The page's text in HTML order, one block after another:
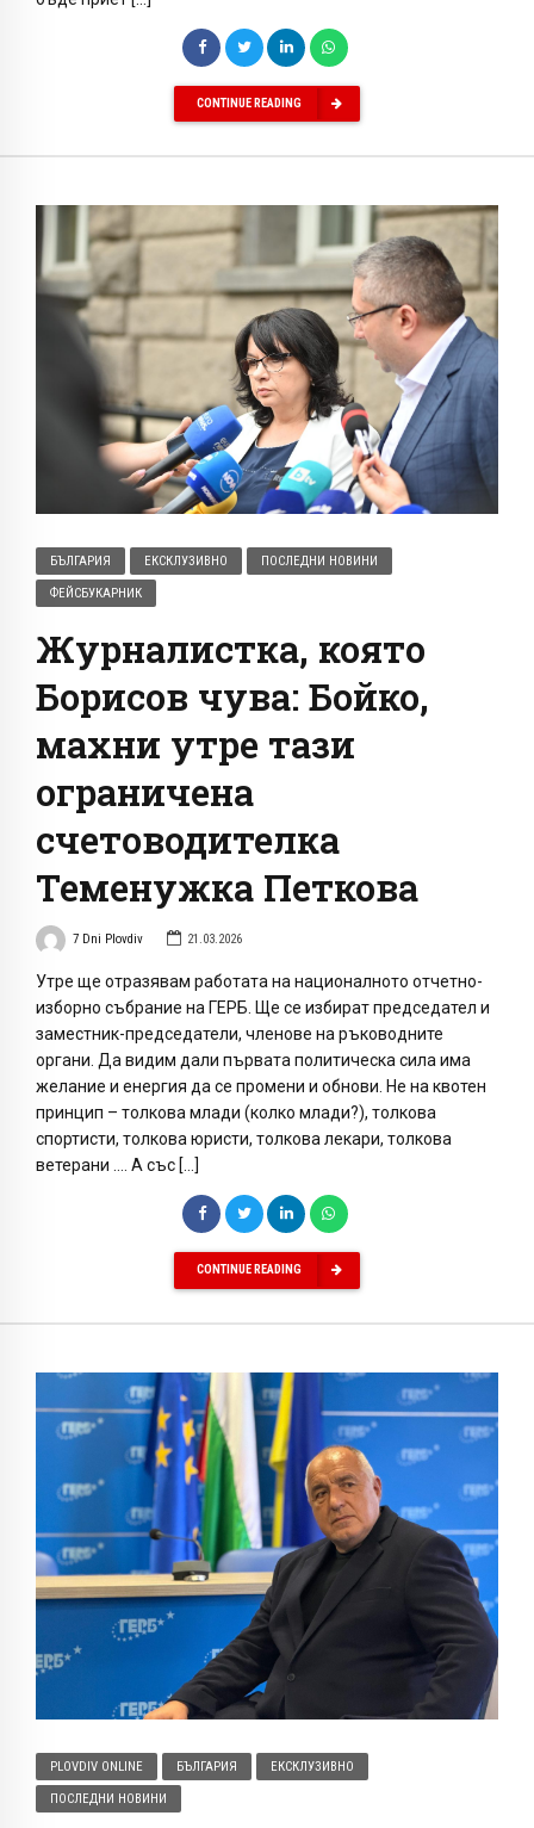
CONTINUE READING
БЪЛГАРИЯ ЕКСКЛУЗИВНО ПОСЛЕДНИ НОВИНИ
ФЕЙСБУКАРНИК
Журналистка, която
Борисов чува: Бойко,
махни утре тази
ограничена
счетоводителка
Теменужка Петкова
7 Dni Plovdiv 21.03.2026
Утре ще отразявам работата на националното отчетно-
изборно събрание на ГЕРБ. Ще се избират председател и
заместник-председатели, членове на ръководните
органи. Да видим дали първата политическа сила има
желание и енергия да се промени и обнови. Не на квотен
принцип – толкова млади (колко млади?), толкова
спортисти, толкова юристи, толкова лекари, толкова
ветерани …. А със […]
CONTINUE READING
PLOVDIV ONLINE БЪЛГАРИЯ ЕКСКЛУЗИВНО
ПОСЛЕДНИ НОВИНИ